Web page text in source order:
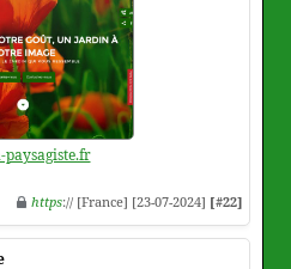
https:// [France] [23-07-2024] [#22]